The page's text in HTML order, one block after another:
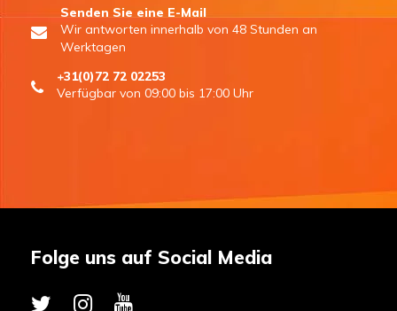
Senden Sie eine E-Mail
Wir antworten innerhalb von 48 Stunden an
Werktagen
+31(0)72 72 02253
Verfügbar von 09:00 bis 17:00 Uhr
Folge uns auf Social Media